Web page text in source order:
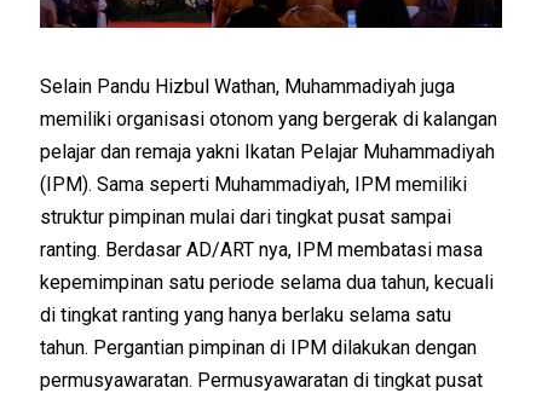
Selain Pandu Hizbul Wathan, Muhammadiyah juga
memiliki organisasi otonom yang bergerak di kalangan
pelajar dan remaja yakni Ikatan Pelajar Muhammadiyah
(IPM). Sama seperti Muhammadiyah, IPM memiliki
struktur pimpinan mulai dari tingkat pusat sampai
ranting. Berdasar AD/ART nya, IPM membatasi masa
kepemimpinan satu periode selama dua tahun, kecuali
di tingkat ranting yang hanya berlaku selama satu
tahun. Pergantian pimpinan di IPM dilakukan dengan
permusyawaratan. Permusyawaratan di tingkat pusat